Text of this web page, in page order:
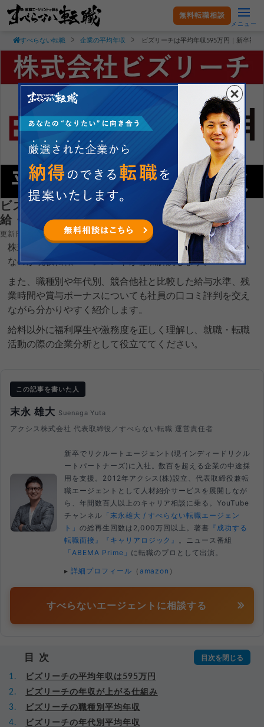
無料転職相談
メニュー
すべらない転職 企業の平均年収 ビズリーチは平均年収595万円｜新卒初
ビズリーチは平均年収595万円｜新卒初任
給・賞与ボーナスや残業時間も紹介！
更新日：2026.08.01
株式会社ビズリーチの平均年収や新卒初任給がどれぐらい
なのか現役転職エージェントが徹底解説します。
また、職種別や年代別、競合他社と比較した給与水準、残
業時間や賞与ボーナスについても社員の口コミ評判を交え
ながら分かりやすく紹介します。
給料以外に福利厚生や激務度を正しく理解し、就職・転職
活動の際の企業分析として役立ててください。
この記事を書いた人
末永 雄大 Suenaga Yuta
アクシス株式会社 代表取締役／すべらない転職 運営責任者
新卒でリクルートエージェント(現インディードリクル
ートパートナーズ)に入社。数百を超える企業の中途採
用を支援。2012年アクシス(株)設立、代表取締役兼転
職エージェントとして人材紹介サービスを展開しなが
ら、年間数百人以上のキャリア相談に乗る。YouTube
チャンネル 「末永雄大 / すべらない転職エージェン
ト」 の総再生回数は2,000万回以上。著書 『成功する
転職面接』
『キャリアロジック』
。ニュース番組
「ABEMA Prime」 に転職のプロとして出演。
▸ 詳細プロフィール （ amazon ）
すべらないエージェントに相談する
目次
ビズリーチの平均年収は595万円
ビズリーチの年収が上がる仕組み
ビズリーチの職種別平均年収
ビズリーチの年代別平均年収